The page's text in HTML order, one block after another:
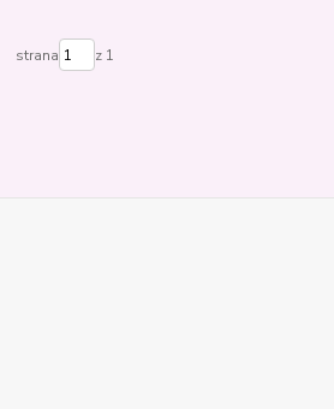
strana z 1